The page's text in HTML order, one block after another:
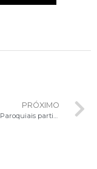
PRÓXIMO
Secretários Paroquiais participam de formação arquidiocesana em Brasília